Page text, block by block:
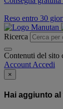
Reso entro 30
Ricerca
Contenuti del sito
Account Accedi
×
Hai aggiunto